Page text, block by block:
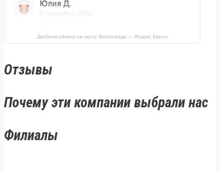
Двойная уборка на карте Волгограда — Яндекс Карты
Отзывы
Почему эти компании выбрали нас
Филиалы